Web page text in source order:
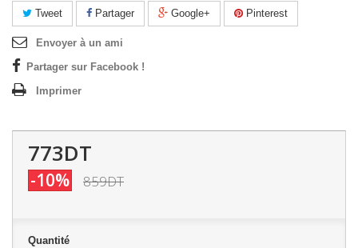
Tweet Partager Google+ Pinterest
Envoyer à un ami
Partager sur Facebook !
Imprimer
773DT
-10% 859DT
Quantité